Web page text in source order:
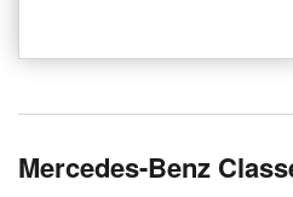
Mercedes-Benz